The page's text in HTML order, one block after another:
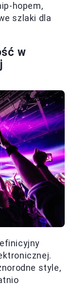
hopem,
szlaki dla
w
style,